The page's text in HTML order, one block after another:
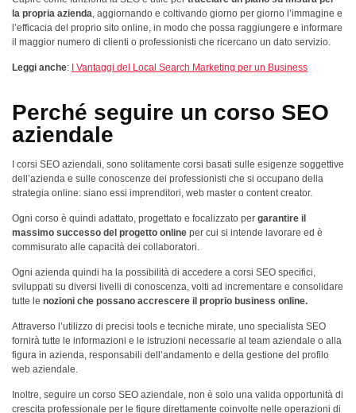
la propria azienda, aggiornando e coltivando giorno per giorno l’immagine e
l’efficacia del proprio sito online, in modo che possa raggiungere e informare
il maggior numero di clienti o professionisti che ricercano un dato servizio.
Leggi anche: I Vantaggi del Local Search Marketing per un Business
Perché seguire un corso SEO
aziendale
I corsi SEO aziendali, sono solitamente corsi basati sulle esigenze soggettive
dell’azienda e sulle conoscenze dei professionisti che si occupano della
strategia online: siano essi imprenditori, web master o content creator.
Ogni corso è quindi adattato, progettato e focalizzato per garantire il
massimo successo del progetto online per cui si intende lavorare ed è
commisurato alle capacità dei collaboratori.
Ogni azienda quindi ha la possibilità di accedere a corsi SEO specifici,
sviluppati su diversi livelli di conoscenza, volti ad incrementare e consolidare
tutte le nozioni che possano accrescere il proprio business online.
Attraverso l’utilizzo di precisi tools e tecniche mirate, uno specialista SEO
fornirà tutte le informazioni e le istruzioni necessarie al team aziendale o alla
figura in azienda, responsabili dell’andamento e della gestione del profilo
web aziendale.
Inoltre, seguire un corso SEO aziendale, non è solo una valida opportunità di
crescita professionale per le figure direttamente coinvolte nelle operazioni di